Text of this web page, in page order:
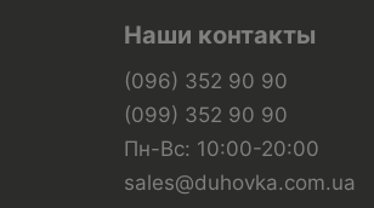
Наши контакты
(096) 352 90 90
(099) 352 90 90
Пн-Вс: 10:00-20:00
sales@duhovka.com.ua